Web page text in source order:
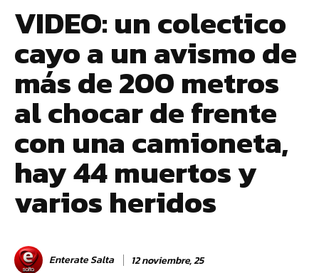
VIDEO: un colectico
cayo a un avismo de
más de 200 metros
al chocar de frente
con una camioneta,
hay 44 muertos y
varios heridos
Enterate Salta 12 noviembre, 25